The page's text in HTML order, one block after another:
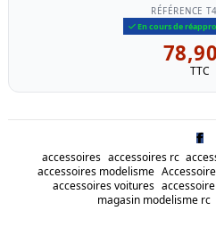
RÉFÉRENCE
En cours de
TTC
accessoires accessoires rc
accessoires modelisme
accessoires voitures
magasin modelisme rc